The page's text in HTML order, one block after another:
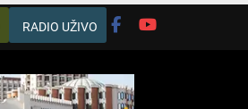
RADIO UŽIVO